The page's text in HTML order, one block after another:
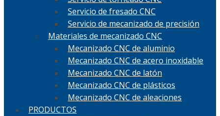
Servicio de fresado CNC
Servicio de mecanizado de precisión
Materiales de mecanizado CNC
Mecanizado CNC de aluminio
Mecanizado CNC de acero inoxidable
Mecanizado CNC de latón
Mecanizado CNC de plásticos
Mecanizado CNC de aleaciones
PRODUCTOS